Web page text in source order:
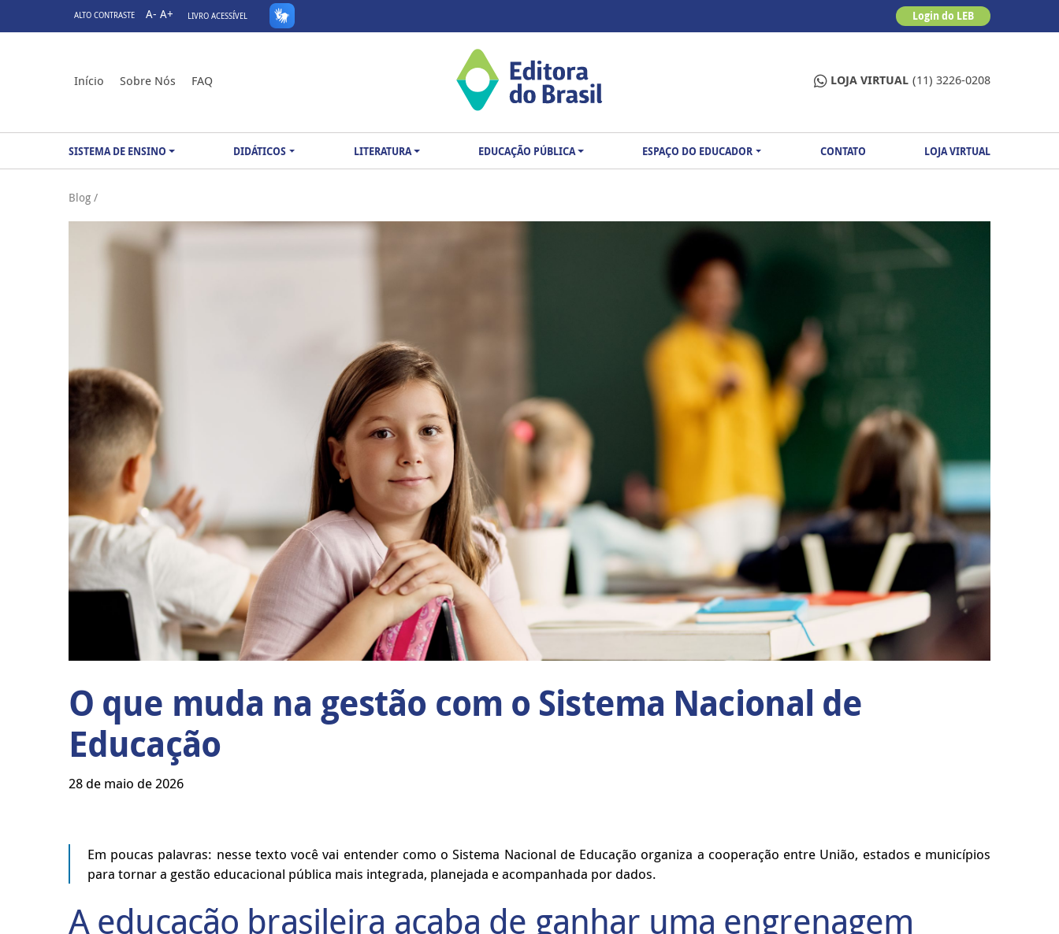
ALTO CONTRASTE A- A+ LIVRO ACESSÍVEL Login do LEB
Início Sobre Nós FAQ LOJA VIRTUAL (11) 3226-0208
SISTEMA DE ENSINO DIDÁTICOS LITERATURA EDUCAÇÃO PÚBLICA ESPAÇO DO EDUCADOR CONTATO LOJA VIRTUAL
Blog /
O que muda na gestão com o Sistema Nacional de
Educação
28 de maio de 2026
Em poucas palavras: nesse texto você vai entender como o Sistema Nacional de Educação organiza a cooperação entre União, estados e municípios
para tornar a gestão educacional pública mais integrada, planejada e acompanhada por dados.
A educação brasileira acaba de ganhar uma engrenagem